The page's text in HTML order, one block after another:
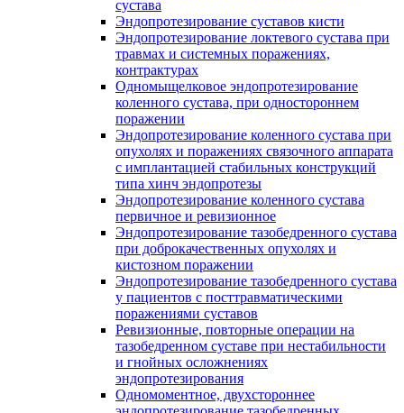
сустава
Эндопротезирование суставов кисти
Эндопротезирование локтевого сустава при
травмах и системных поражениях,
контрактурах
Одномыщелковое эндопротезирование
коленного сустава, при одностороннем
поражении
Эндопротезирование коленного сустава при
опухолях и поражениях связочного аппарата
с имплантацией стабильных конструкций
типа хинч эндопротезы
Эндопротезирование коленного сустава
первичное и ревизионное
Эндопротезирование тазобедренного сустава
при доброкачественных опухолях и
кистозном поражении
Эндопротезирование тазобедренного сустава
у пациентов с посттравматическими
поражениями суставов
Ревизионные, повторные операции на
тазобедренном суставе при нестабильности
и гнойных осложнениях
эндопротезирования
Одномоментное, двухстороннее